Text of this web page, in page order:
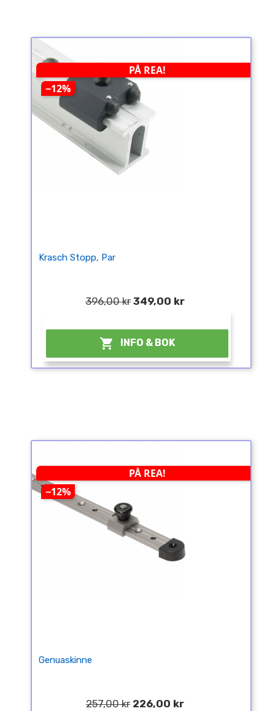
PÅ REA!
−12%
Krasch Stopp, Par
396,00 kr 349,00 kr
 INFO & BOK
PÅ REA!
−12%
Genuaskinne
257,00 kr 226,00 kr